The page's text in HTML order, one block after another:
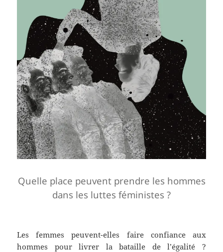
Quelle place peuvent prendre les hommes
dans les luttes féministes ?
Les femmes peuvent-elles faire confiance aux
hommes pour livrer la bataille de l’égalité ?